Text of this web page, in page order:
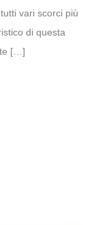
vari scorci più
di questa
[…]